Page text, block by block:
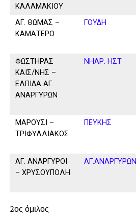
ΚΑΛΑΜΑΚΙΟΥ
ΑΓ. ΘΩΜΑΣ –
ΚΑΜΑΤΕΡΟ
ΓΟΥΔΗ
ΦΩΣΤΗΡΑΣ
ΚΑΙΣ/ΝΗΣ –
ΕΛΠΙΔΑ ΑΓ.
ΑΝΑΡΓΥΡΩΝ
ΝΗΑΡ. ΗΣΤ
ΜΑΡΟΥΣΙ –
ΤΡΙΦΥΛΛΙΑΚΟΣ
ΠΕΥΚΗΣ
ΑΓ. ΑΝΑΡΓΥΡΟΙ
– ΧΡΥΣΟΥΠΟΛΗ
ΑΓ.ΑΝΑΡΓΥΡΩΝ
2ος όμιλος